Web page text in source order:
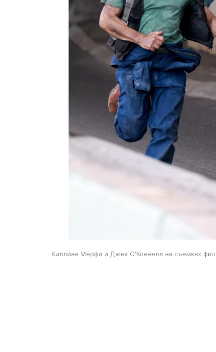
Киллиан Мерфи и Джек О'Коннелл на съемках